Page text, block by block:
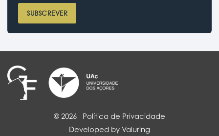
SUBSCREVER
© 2026 Política de Privacidade
Developed by Valuring